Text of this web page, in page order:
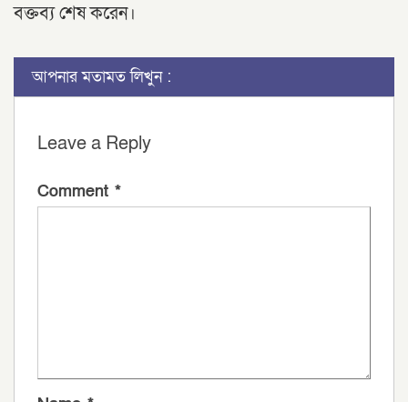
বক্তব্য শেষ করেন।
আপনার মতামত লিখুন :
Leave a Reply
Comment *